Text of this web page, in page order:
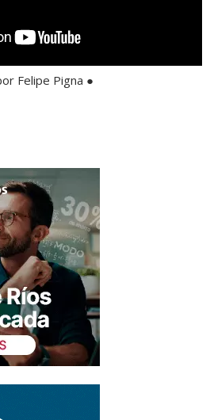
Felipe Pigna ●